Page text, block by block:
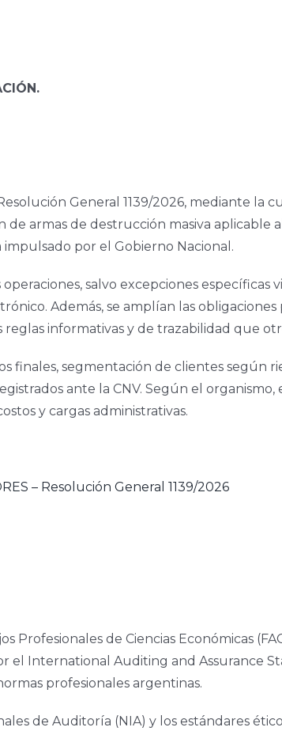
General 1139/2026, mediante la
armas de destrucción masiva aplicable
por el Gobierno Nacional.
salvo excepciones específicas
Además, se amplían las obligaciones
informativas y de trazabilidad que
finales, segmentación de clientes según
ante la CNV. Según el
y cargas administrativas.
– Resolución General 1139/2026
Profesionales de Ciencias Económicas
International Auditing and Assurance
profesionales argentinas.
de Auditoría (NIA) y los estándares